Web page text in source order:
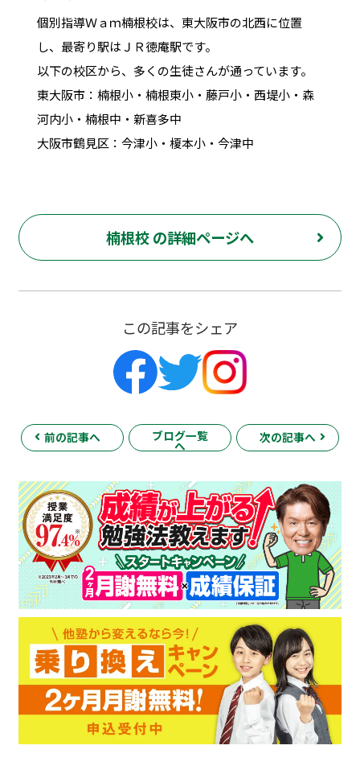
個別指導Ｗａｍ楠根校は、東大阪市の北西に位置
し、最寄り駅はＪＲ徳庵駅です。
以下の校区から、多くの生徒さんが通っています。
東大阪市：楠根小・楠根東小・藤戸小・西堤小・森
河内小・楠根中・新喜多中
大阪市鶴見区：今津小・榎本小・今津中
楠根校 の詳細ページへ
この記事をシェア
前の記事へ ブログ一覧
へ
次の記事へ